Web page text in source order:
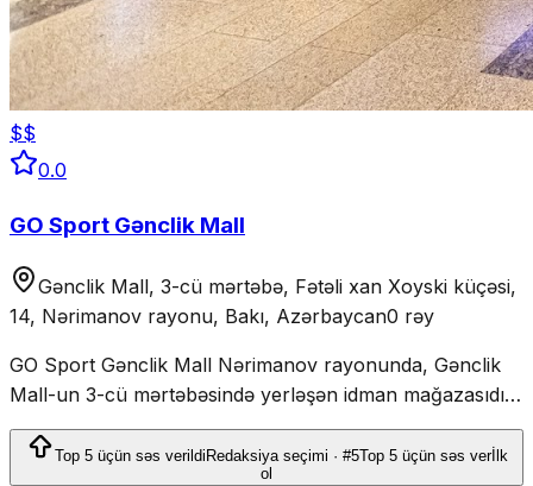
$$
0.0
GO Sport Gənclik Mall
Gənclik Mall, 3-cü mərtəbə, Fətəli xan Xoyski küçəsi,
14, Nərimanov rayonu, Bakı, Azərbaycan0 rəy
GO Sport Gənclik Mall Nərimanov rayonunda, Gənclik
Mall-un 3-cü mərtəbəsində yerləşən idman mağazasıdır.
Mağazada idman geyimi, ayaqqabı, fitnes, qaçış, aktiv
istirahət və komanda idmanları üçün məhsullar satılır.
Top 5 üçün səs verildiRedaksiya seçimi · #5Top 5 üçün səs verİlk
ol